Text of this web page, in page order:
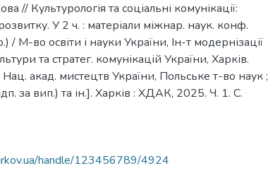
// Культурологія та соціальні комунікації:
розвитку. У 2 ч. : матеріали міжнар. наук. конф.
/ М-во освіти і науки України, Ін-т модернізації
та стратег. комунікацій України, Харків.
акад. мистецтв України, Польське т-во наук ;
за вип.) та ін.]. Харків : ХДАК, 2025. Ч. 1. С.
handle/123456789/4924